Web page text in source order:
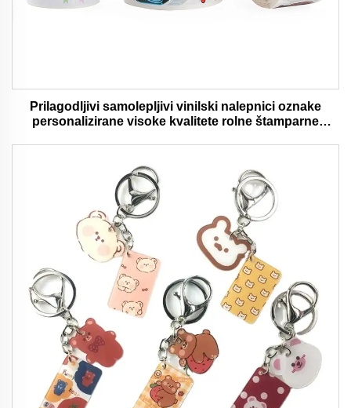
Prilagodljivi samolepljivi vinilski nalepnici oznake
personalizirane visoke kvalitete rolne štamparne